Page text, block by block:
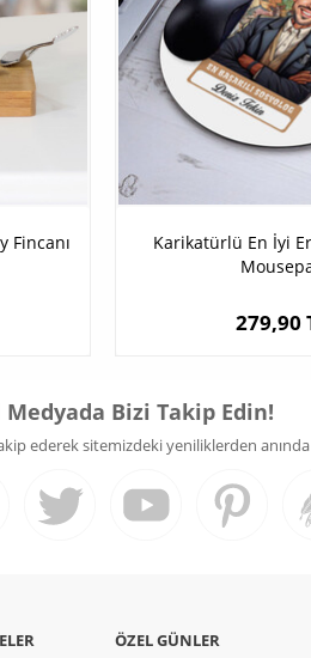
Fincanı
Karikatürlü En İyi
279,90
Medyada Bizi Takip Edin!
ederek sitemizdeki yeniliklerden
ÖZEL GÜNLER